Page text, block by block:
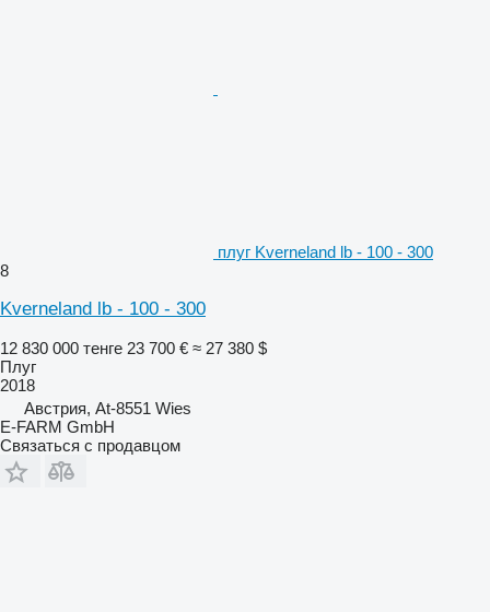
плуг Kverneland lb - 100 - 300
8
Kverneland lb - 100 - 300
12 830 000 тенге 23 700 € ≈ 27 380 $
Плуг
2018
Австрия, At-8551 Wies
E-FARM GmbH
Связаться с продавцом